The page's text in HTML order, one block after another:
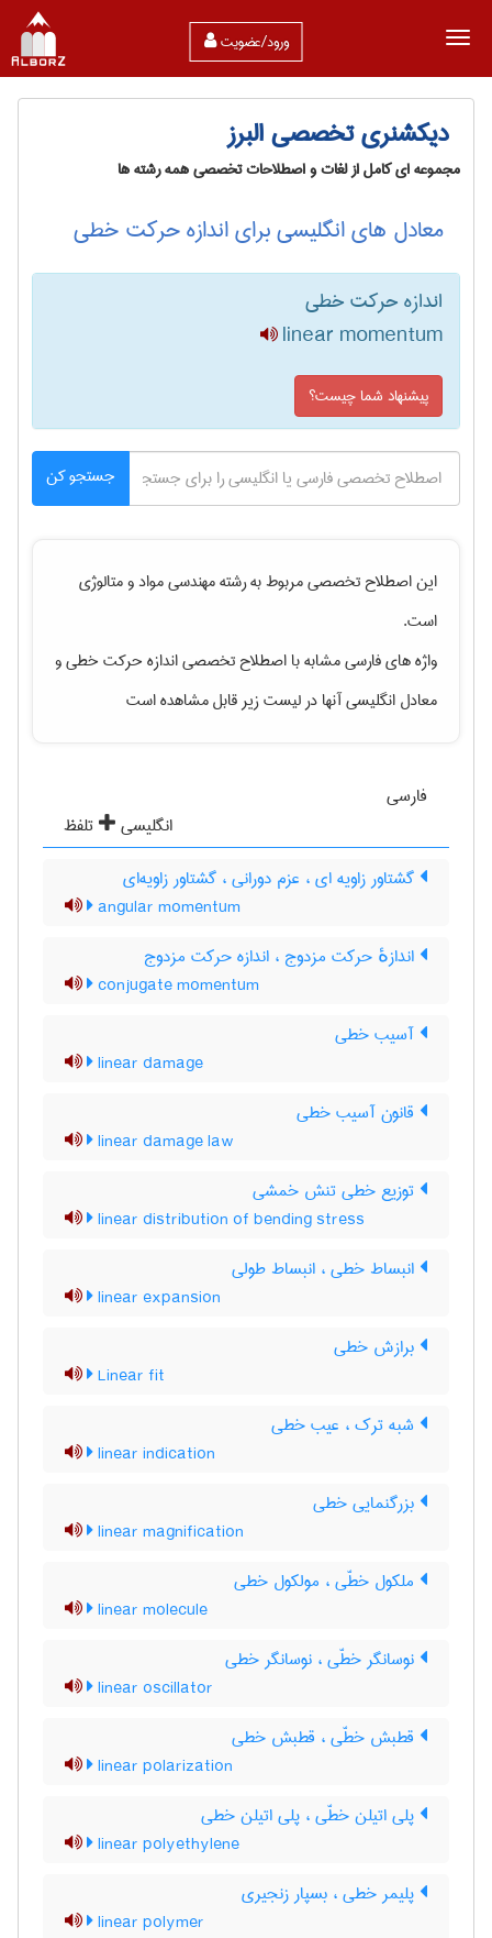
ورود/عضویت
دیکشنری تخصصی البرز
مجموعه ای کامل از لغات و اصطلاحات تخصصی همه رشته ها
معادل های انگلیسی برای اندازه حرکت خطی
اندازه حرکت خطی
linear momentum
پیشنهاد شما چیست؟
جستجو کن
این اصطلاح تخصصی مربوط به رشتهمهندسی مواد و متالوژی
است.
واژه های فارسی مشابه با اصطلاح تخصصیاندازه حرکت خطیو
معادل انگلیسی آنها در لیست زیر قابل مشاهده است
فارسی
انگلیسی
تلفظ
گشتاور زاویه ای ، عزم دورانی ، گشتاور زاویه‌ای
angular momentum
اندازهٔ حرکت مزدوج ، اندازه حرکت مزدوج
conjugate momentum
آسیب خطی
linear damage
قانون آسیب خطی
linear damage law
توزیع خطی تنش خمشی
linear distribution of bending stress
انبساط خطی ، انبساط طولی
linear expansion
برازش خطی
Linear fit
شبه ترک ، عیب خطی
linear indication
بزرگنمایی خطی
linear magnification
ملکول خطّی ، مولکول خطی
linear molecule
نوسانگر خطّی ، نوسانگر خطی
linear oscillator
قطبش خطّی ، قطبش خطی
linear polarization
پلی اتیلن خطّی ، پلی اتیلن خطی
linear polyethylene
پلیمر خطی ، بسپار زنجیری
linear polymer